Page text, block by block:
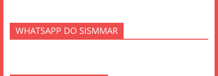
WHATSAPP DO SISMMAR